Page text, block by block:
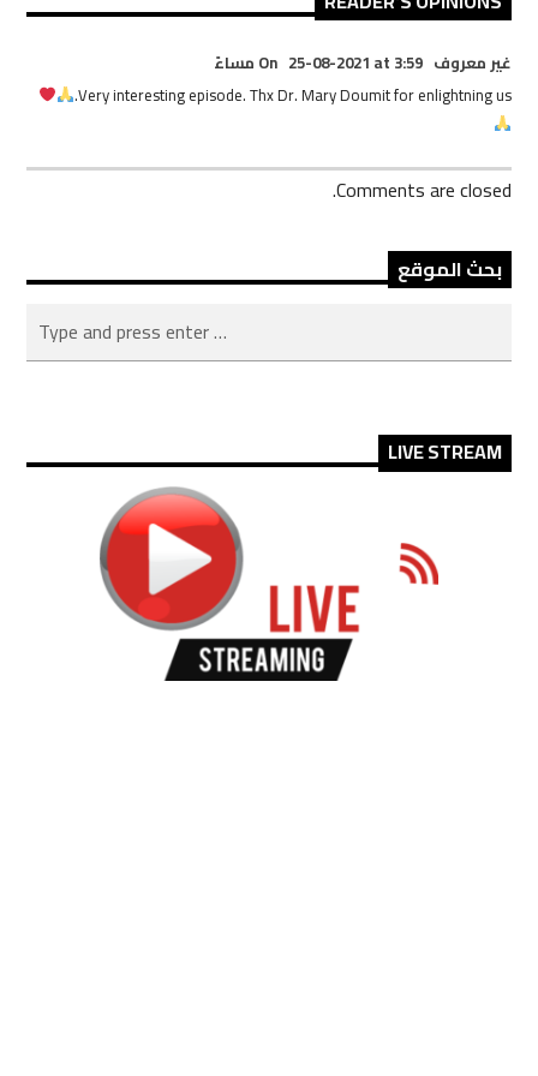
غير معروف On25-08-2021 at 3:59 مساءً
Very interesting episode. Thx Dr. Mary Doumit for enlightning us.
Comments are closed.
بحث الموقع
LIVE STREAM